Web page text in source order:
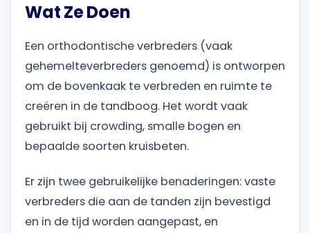
Wat Ze Doen
Een orthodontische verbreders (vaak
gehemelteverbreders genoemd) is ontworpen
om de bovenkaak te verbreden en ruimte te
creëren in de tandboog. Het wordt vaak
gebruikt bij crowding, smalle bogen en
bepaalde soorten kruisbeten.
Er zijn twee gebruikelijke benaderingen: vaste
verbreders die aan de tanden zijn bevestigd
en in de tijd worden aangepast, en